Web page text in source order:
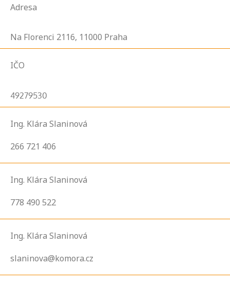
Adresa
Na Florenci 2116, 11000 Praha
IČO
49279530
Ing. Klára Slaninová
266 721 406
Ing. Klára Slaninová
778 490 522
Ing. Klára Slaninová
slaninova@komora.cz